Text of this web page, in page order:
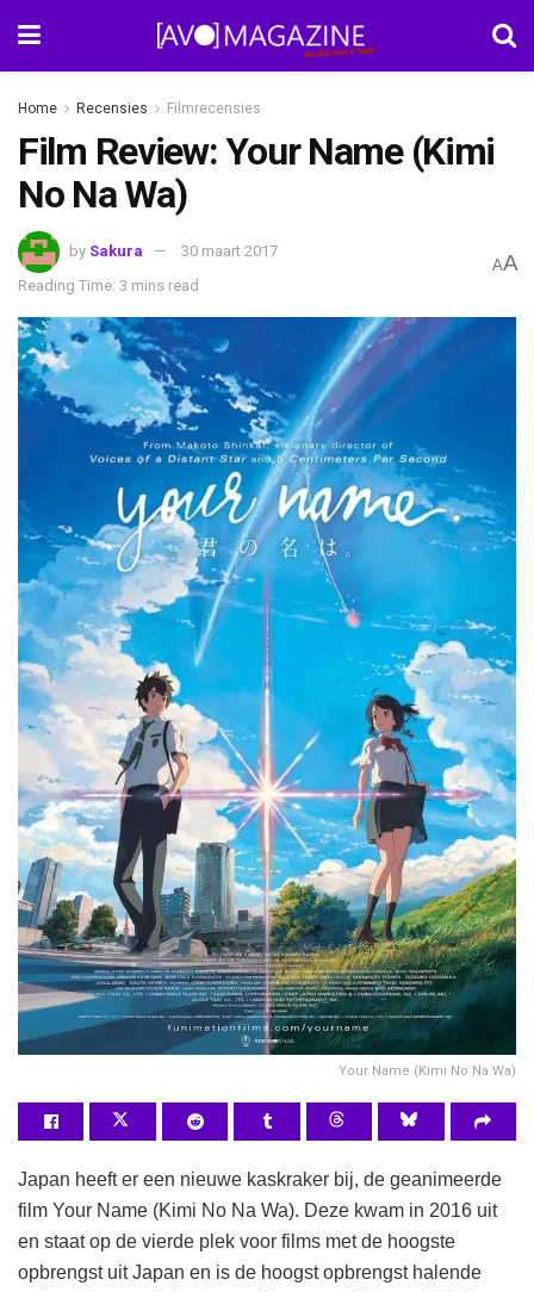
Home Recensies Filmrecensies
Film Review: Your Name (Kimi
No Na Wa)
by Sakura
30 maart 2017
Reading Time: 3 mins read
AA
Your Name (Kimi No Na Wa)
Japan heeft er een nieuwe kaskraker bij, de geanimeerde
film Your Name (Kimi No Na Wa). Deze kwam in 2016 uit
en staat op de vierde plek voor films met de hoogste
opbrengst uit Japan en is de hoogst opbrengst halende